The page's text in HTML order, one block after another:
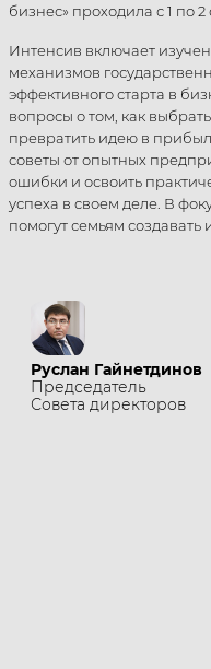
бизнес» проходила с 1 по 2
Интенсив включает
механизмов
эффективного старта в
вопросы о том, как
превратить идею в
советы от опытных
ошибки и освоить
успеха в своем деле. В
помогут семьям создавать
Руслан Гайнетдинов
Председатель
Совета директоров